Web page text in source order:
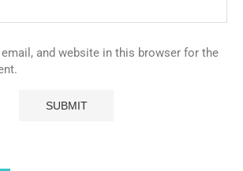
email, and website in this browser for the